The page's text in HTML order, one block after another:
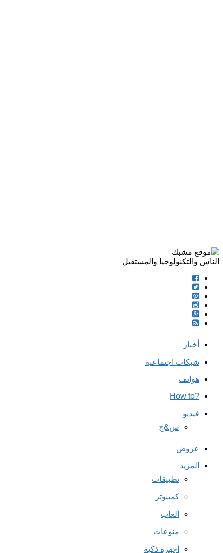
الناس والتكنولوجيا والمستقبل
أخبار
شبكات اجتماعية
هواتف
?How to
فيديو
س&ج
عروض
المزيد
تطبيقات
كمبيوتر
ألعاب
منوعات
أجهزة ذكية